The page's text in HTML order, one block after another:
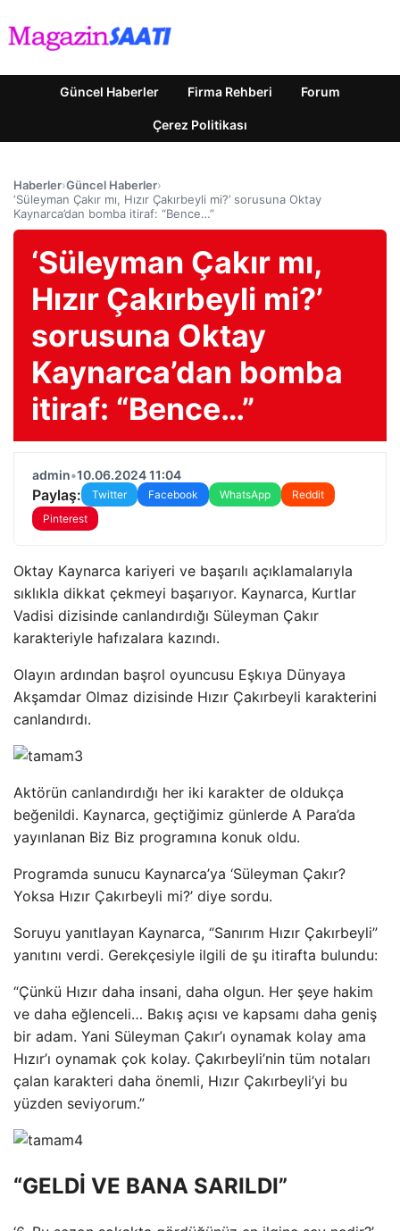
Güncel Haberler Firma Rehberi Forum
Çerez Politikası
Haberler›Güncel Haberler›
‘Süleyman Çakır mı, Hızır Çakırbeyli mi?’ sorusuna Oktay
Kaynarca’dan bomba itiraf: “Bence…”
‘Süleyman Çakır mı,
Hızır Çakırbeyli mi?’
sorusuna Oktay
Kaynarca’dan bomba
itiraf: “Bence…”
admin•10.06.2024 11:04
Paylaş: Twitter Facebook WhatsApp
Reddit
Pinterest
Oktay Kaynarca kariyeri ve başarılı açıklamalarıyla
sıklıkla dikkat çekmeyi başarıyor. Kaynarca, Kurtlar
Vadisi dizisinde canlandırdığı Süleyman Çakır
karakteriyle hafızalara kazındı.
Olayın ardından başrol oyuncusu Eşkıya Dünyaya
Akşamdar Olmaz dizisinde Hızır Çakırbeyli karakterini
canlandırdı.
Aktörün canlandırdığı her iki karakter de oldukça
beğenildi. Kaynarca, geçtiğimiz günlerde A Para’da
yayınlanan Biz Biz programına konuk oldu.
Programda sunucu Kaynarca’ya ‘Süleyman Çakır?
Yoksa Hızır Çakırbeyli mi?’ diye sordu.
Soruyu yanıtlayan Kaynarca, “Sanırım Hızır Çakırbeyli”
yanıtını verdi. Gerekçesiyle ilgili de şu itirafta bulundu:
“Çünkü Hızır daha insani, daha olgun. Her şeye hakim
ve daha eğlenceli… Bakış açısı ve kapsamı daha geniş
bir adam. Yani Süleyman Çakır’ı oynamak kolay ama
Hızır’ı oynamak çok kolay. Çakırbeyli’nin tüm notaları
çalan karakteri daha önemli, Hızır Çakırbeyli’yi bu
yüzden seviyorum.”
“GELDİ VE BANA SARILDI”